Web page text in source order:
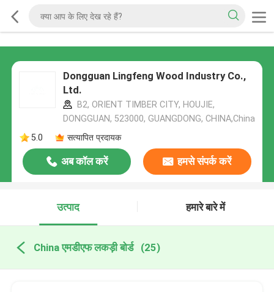
Dongguan Lingfeng Wood Industry Co.,
Ltd.
B2, ORIENT TIMBER CITY, HOUJIE,
DONGGUAN, 523000, GUANGDONG, CHINA,China
5.0
सत्यापित प्रदायक
अब कॉल करें हमसे संपर्क करें
उत्पाद हमारे बारे में
China एमडीएफ लकड़ी बोर्ड (25)